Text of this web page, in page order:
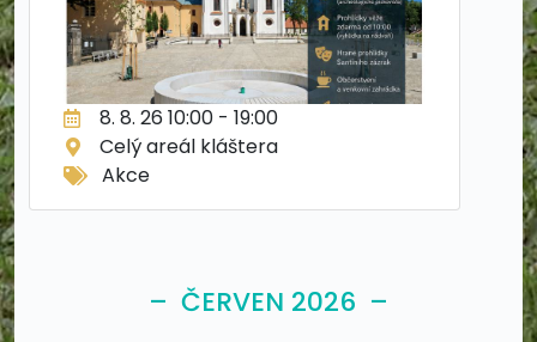
8. 8. 26 10:00 - 19:00
Celý areál kláštera
Akce
– ČERVEN 2026 –